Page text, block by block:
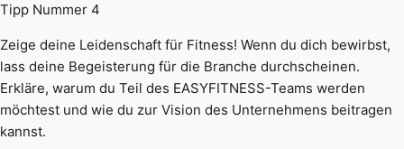
Tipp Nummer 4
Zeige deine Leidenschaft für Fitness! Wenn du dich bewirbst,
lass deine Begeisterung für die Branche durchscheinen.
Erkläre, warum du Teil des EASYFITNESS-Teams werden
möchtest und wie du zur Vision des Unternehmens beitragen
kannst.